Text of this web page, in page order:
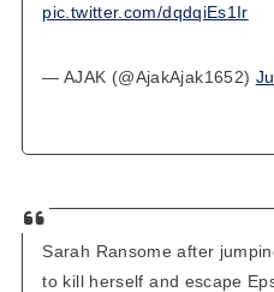
pic.twitter.com/dqdqiEs1Ir
— AJAK (@AjakAjak1652)
Sarah Ransome after
to kill herself and escape